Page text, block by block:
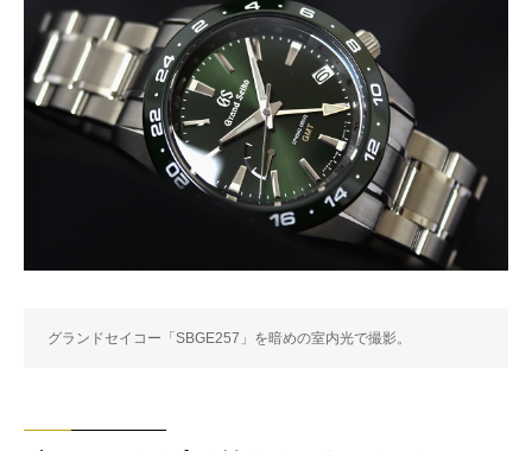
グランドセイコー「SBGE257」を暗めの室内光で撮影。